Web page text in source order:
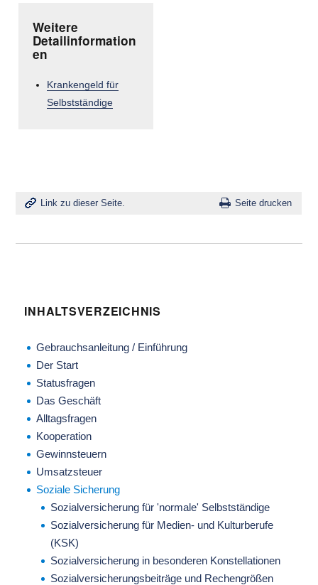
Weitere
Detailinformation
en
Krankengeld für
Selbstständige
Link zu dieser Seite. Seite drucken
INHALTSVERZEICHNIS
Gebrauchsanleitung / Einführung
Der Start
Statusfragen
Das Geschäft
Alltagsfragen
Kooperation
Gewinnsteuern
Umsatzsteuer
Soziale Sicherung
Sozialversicherung für 'normale' Selbstständige
Sozialversicherung für Medien- und Kulturberufe
(KSK)
Sozialversicherung in besonderen Konstellationen
Sozialversicherungsbeiträge und Rechengrößen